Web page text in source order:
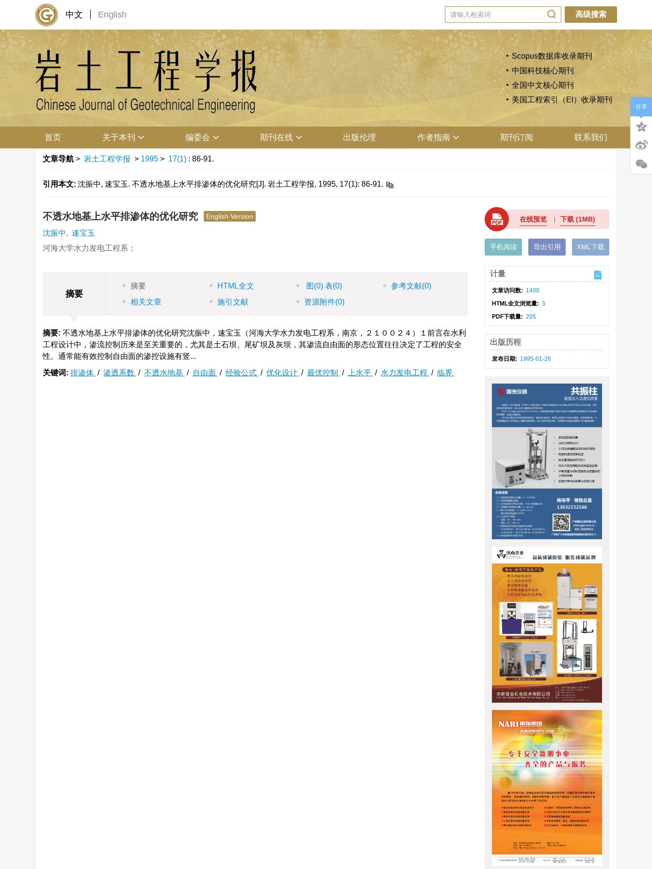
中文 English 高级搜索
Scopus数据库收录期刊
中国科技核心期刊
全国中文核心期刊
美国工程索引（EI）收录期刊
首页 关于本刊 编委会 期刊在线 出版伦理 作者指南 期刊订阅 联系我们
文章导航 > 岩土工程学报 > 1995 > 17(1) : 86-91.
引用本文: 沈振中, 速宝玉. 不透水地基上水平排渗体的优化研究[J]. 岩土工程学报, 1995, 17(1): 86-91.
不透水地基上水平排渗体的优化研究 English Version
沈振中, 速宝玉
河海大学水力发电工程系；
摘要
摘要 HTML全文 图 (0) 表(0) 参考文献(0)
相关文章
施引文献 资源附件(0)
摘要: 不透水地基上水平排渗体的优化研究沈振中，速宝玉（河海大学水力发电工程系，南京，２１００２４）１前言在水利
工程设计中，渗流控制历来是至关重要的，尤其是土石坝、尾矿坝及灰坝，其渗流自由面的形态位置往往决定了工程的安全
性。通常能有效控制自由面的渗控设施有竖...
关键词: 排渗体 / 渗透系数 / 不透水地基 / 自由面 / 经验公式 / 优化设计 / 最优控制 / 上水平 / 水力发电工程 / 临界
在线预览 下载(1MB)
手机阅读 导出引用 XML下载
计量
文章访问数: 1400
HTML全文浏览量: 3
PDF下载量: 205
出版历程
发布日期: 1995-01-26
分享